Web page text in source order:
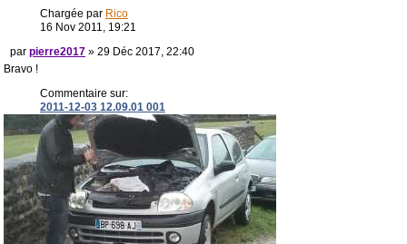
Chargée par Rico
16 Nov 2011, 19:21
par pierre2017 » 29 Déc 2017, 22:40
Bravo !
Commentaire sur:
2011-12-03 12.09.01 001